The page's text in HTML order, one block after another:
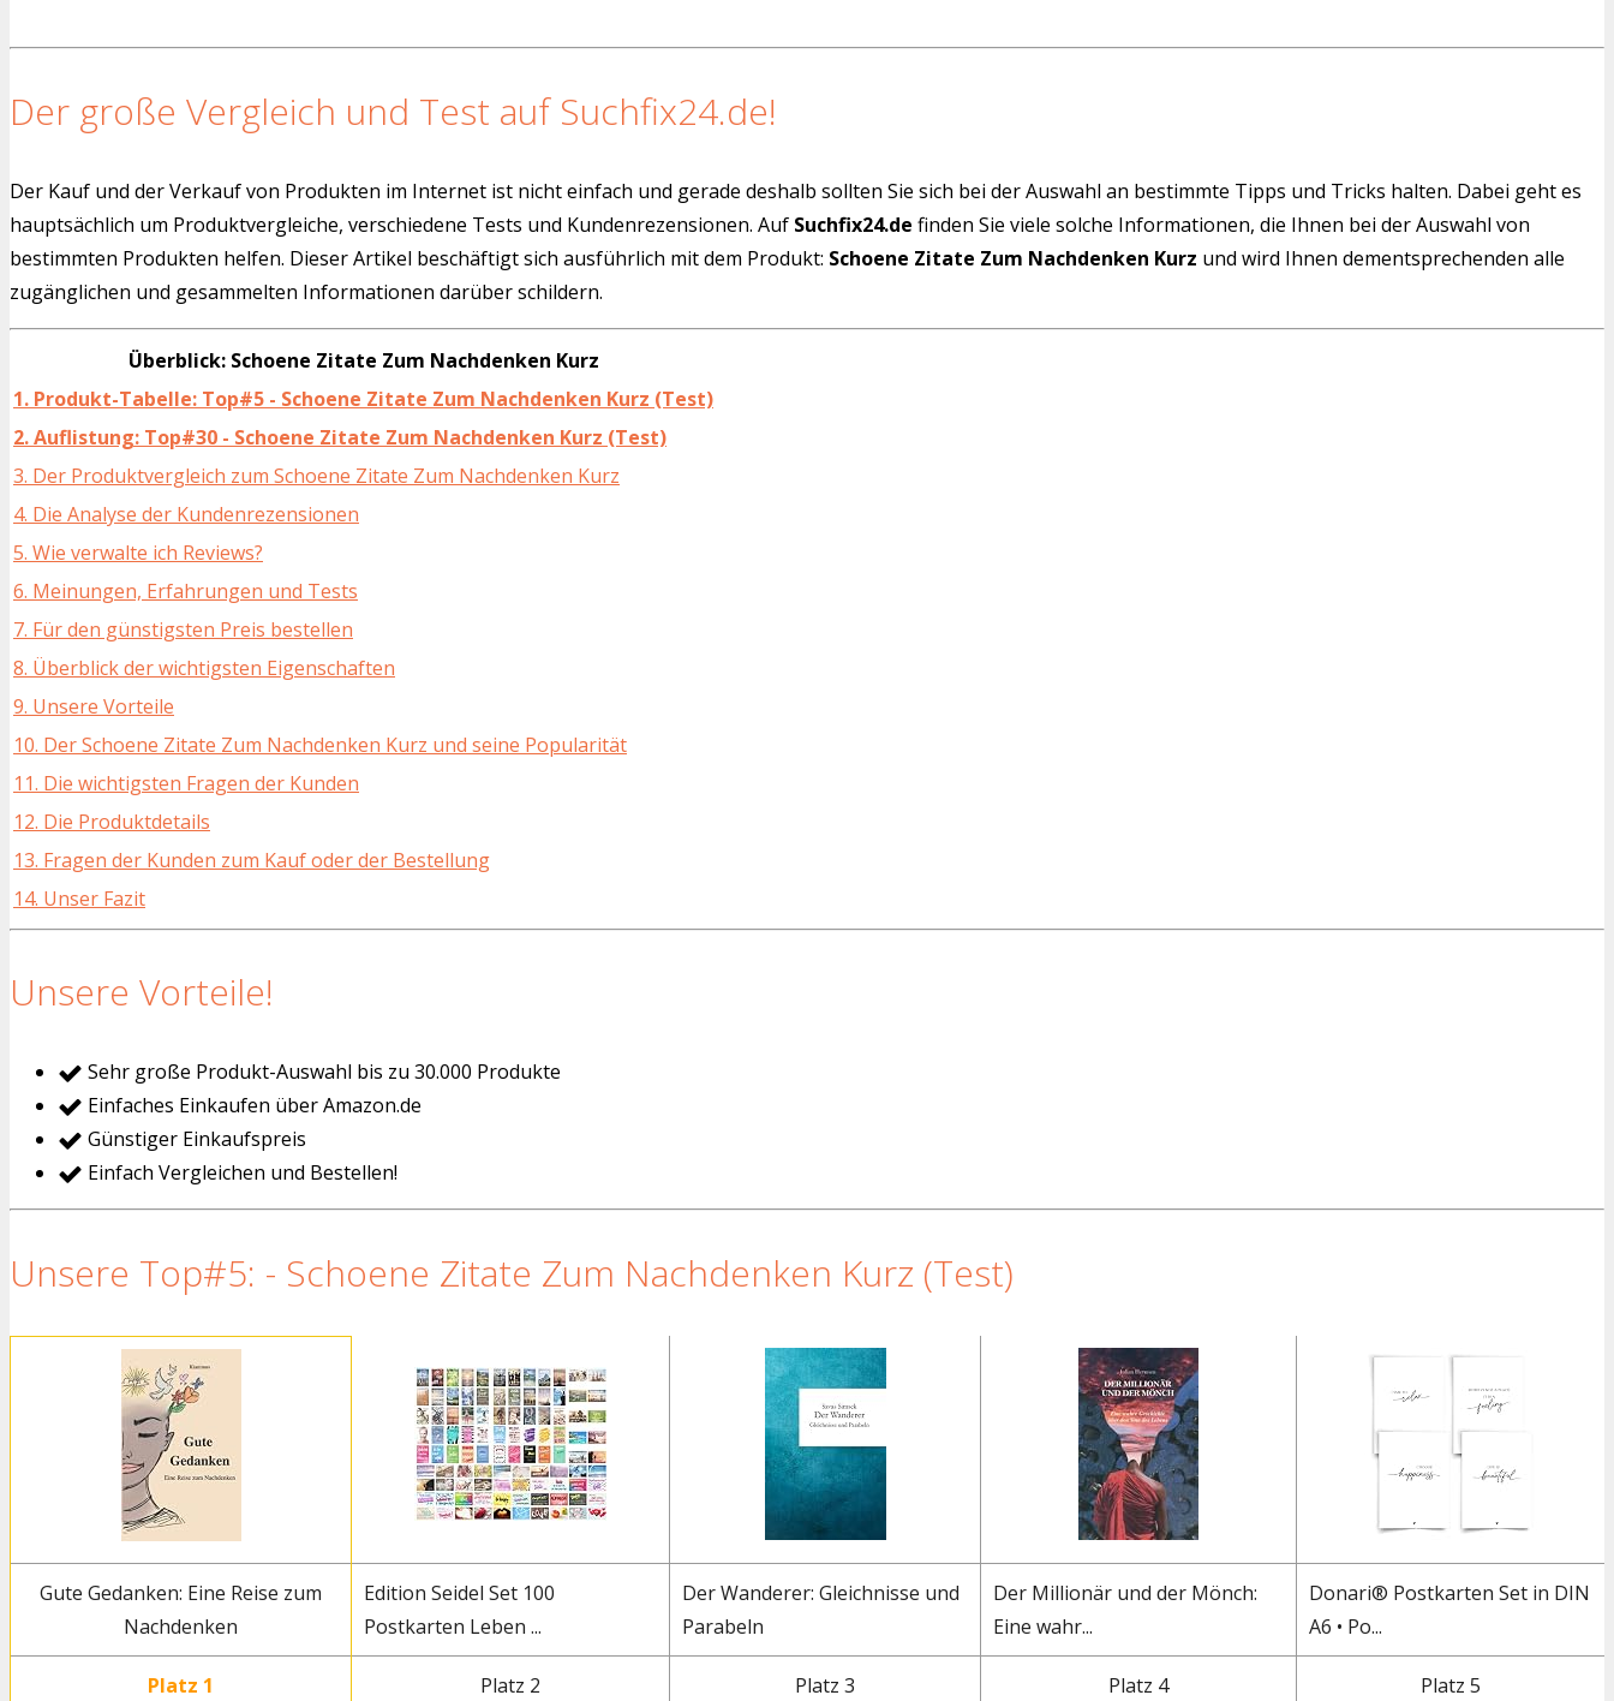
Der große Vergleich und Test auf Suchfix24.de!
Der Kauf und der Verkauf von Produkten im Internet ist nicht einfach und gerade deshalb sollten Sie sich bei der Auswahl an bestimmte Tipps und Tricks halten. Dabei geht es
hauptsächlich um Produktvergleiche, verschiedene Tests und Kundenrezensionen. Auf Suchfix24.de finden Sie viele solche Informationen, die Ihnen bei der Auswahl von
bestimmten Produkten helfen. Dieser Artikel beschäftigt sich ausführlich mit dem Produkt: Schoene Zitate Zum Nachdenken Kurz und wird Ihnen dementsprechenden alle
zugänglichen und gesammelten Informationen darüber schildern.
Überblick: Schoene Zitate Zum Nachdenken Kurz
1. Produkt-Tabelle: Top#5 - Schoene Zitate Zum Nachdenken Kurz (Test)
2. Auflistung: Top#30 - Schoene Zitate Zum Nachdenken Kurz (Test)
3. Der Produktvergleich zum Schoene Zitate Zum Nachdenken Kurz
4. Die Analyse der Kundenrezensionen
5. Wie verwalte ich Reviews?
6. Meinungen, Erfahrungen und Tests
7. Für den günstigsten Preis bestellen
8. Überblick der wichtigsten Eigenschaften
9. Unsere Vorteile
10. Der Schoene Zitate Zum Nachdenken Kurz und seine Popularität
11. Die wichtigsten Fragen der Kunden
12. Die Produktdetails
13. Fragen der Kunden zum Kauf oder der Bestellung
14. Unser Fazit
Unsere Vorteile!
Sehr große Produkt-Auswahl bis zu 30.000 Produkte
Einfaches Einkaufen über Amazon.de
Günstiger Einkaufspreis
Einfach Vergleichen und Bestellen!
Unsere Top#5: - Schoene Zitate Zum Nachdenken Kurz (Test)
Gute Gedanken: Eine Reise zum
Nachdenken
Edition Seidel Set 100
Postkarten Leben ...
Der Wanderer: Gleichnisse und
Parabeln
Der Millionär und der Mönch:
Eine wahr...
Donari® Postkarten Set in DIN
A6 • Po...
Platz 1 Platz 2 Platz 3 Platz 4 Platz 5